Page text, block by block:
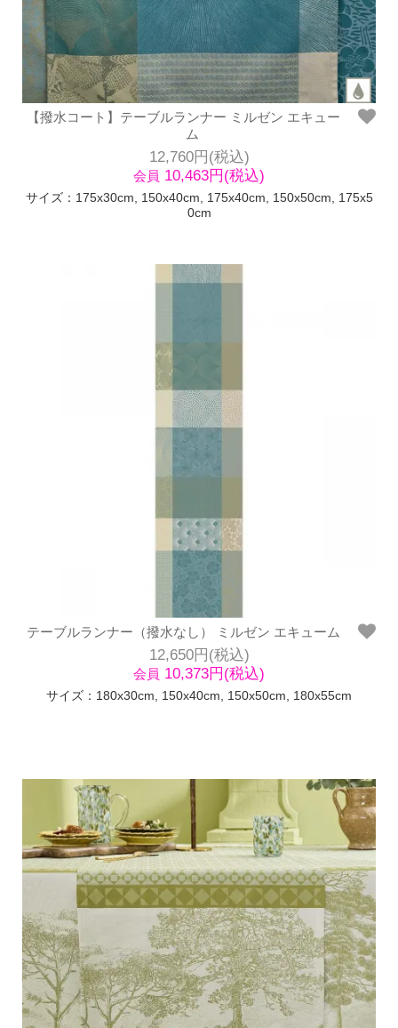
【撥水コート】テーブルランナー ミルゼン エキュー
ム
12,760円(税込)
会員 10,463円(税込)
サイズ：175x30cm, 150x40cm, 175x40cm, 150x50cm, 175x5
0cm
テーブルランナー（撥水なし） ミルゼン エキューム
12,650円(税込)
会員 10,373円(税込)
サイズ：180x30cm, 150x40cm, 150x50cm, 180x55cm